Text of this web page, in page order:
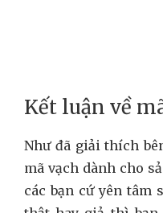
Kết luận về
Như đã giải thích
mã vạch dành cho
các bạn cứ yên tâm